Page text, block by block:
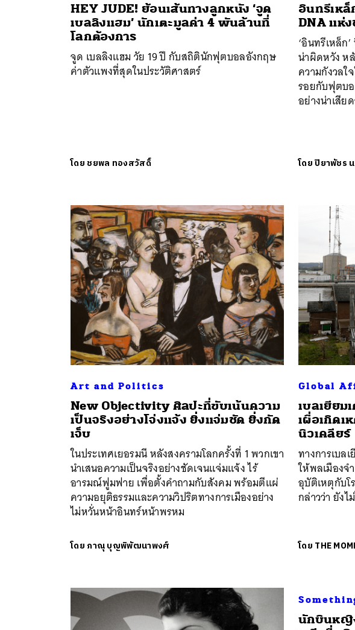
HEY JUDE! ย้อนเส้นทางลูกหนัง ‘จูด
เบลลิงแฮม’ นักเตะมูลค่า 4 พันล้านที่
โลกต้องการ
จูด เบลลิงแฮม วัย 19 ปี กับสถิตินักฟุตบอลอังกฤษ
ค่าตัวแพงที่สุดในประวัติศาสตร์
โดย ชยพล ทองสวัสดิ์
อินทรีเห
DNA แห่
‘อินทรีเหล็ก
น่าผิดหวัง ห
ความกังวลใ
รอยกับฟุตบอ
อย่างน่าเสีย
โดยปิยาพัชร
Art and Politics
New Objectivity ศิลปะที่ขับเน้นความ
เป็นจริงอย่างโจ่งแจ้ง ยิ่งแจ่มชัด ยิ่งกัด
เจ็บ
ในประเทศเยอรมนี หลังสงครามโลกครั้งที่ 1 พวกเขา
นำเสนอความเป็นจริงอย่างชัดเจนแจ่มแจ้ง ไร้
อารมณ์ฟูมฟาย เพื่อตั้งคำถามกับสังคม พร้อมตีแผ่
ความอยุติธรรมและความวิปริตทางการเมืองอย่าง
ไม่หวั่นหน้าอินทร์หน้าพรหม
โดย ภาณุ บุญพิพัฒนาพงศ์
Global
เบลเยียม
เผื่อเกิดเ
นิวเคลียร์
ทางการเบล
ให้พลเมืองจ
อุบัติเหตุกับโ
กล่าวว่า ยังไ
โดย THE
นักบินหญิ
SHARE